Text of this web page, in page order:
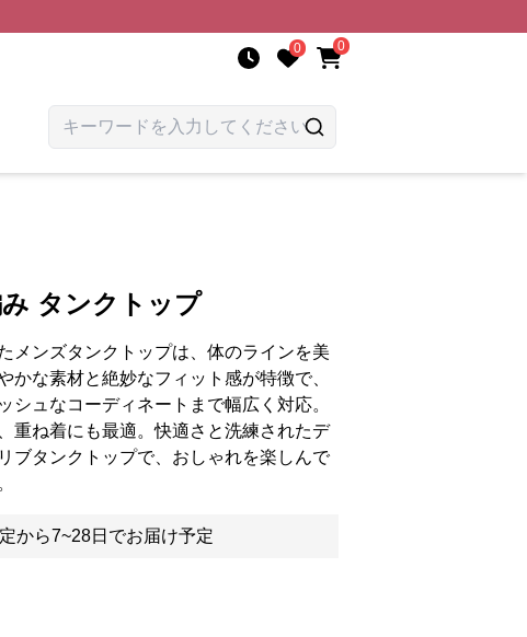
0 0
タンクトップ
メンズタンクトップは、体のラインを美
かな素材と絶妙なフィット感が特徴で、
シュなコーディネートまで幅広く対応。
重ね着にも最適。快適さと洗練されたデ
ブタンクトップで、おしゃれを楽しんで
から7~28日でお届け予定